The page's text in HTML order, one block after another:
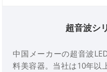
超音波シ
中国メーカーの超音波
料美容器。当社は10年以